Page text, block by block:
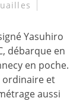
Yasuhiro
débarque en
en poche.
ordinaire et
aussi